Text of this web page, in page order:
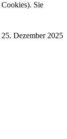
Dezember 2025
Sie